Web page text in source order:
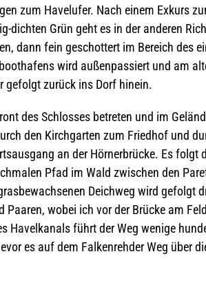
zum Havel­ufer. Nach einem Exkurs
dich­ten Grün geht es in der ande­ren
dann fein geschot­tert im Bereich des
wird außen­pas­siert und am
gefolgt zurück ins Dorf hinein.
des Schlos­ses betre­ten und im
den Kirch­gar­ten zum Fried­hof und
an der Hör­ner­brü­cke. Es folgt
Pfad im Wald zwi­schen den
Deich­weg wird gefolgt
Paa­ren, wobei ich vor der Brü­cke am
Havel­ka­nals führt der Weg wenige
es auf dem Fal­ken­reh­der Weg über